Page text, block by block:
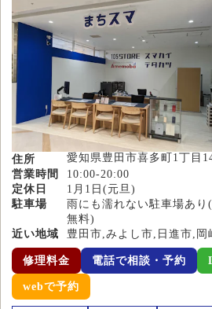
住所
愛知県豊田市喜多町1丁目
営業時間
10:00-20:00
定休日
1月1日(元旦)
駐車場
雨にも濡れない駐車場あ
無料)
近い地域
豊田市,みよし市,日進市,岡
修理料金 電話で相談・予約
webで予約